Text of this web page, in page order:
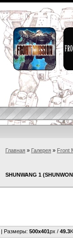
Главная » Галерея » Front
SHUNWANG 1
| Размеры: 500x401px / 49.3